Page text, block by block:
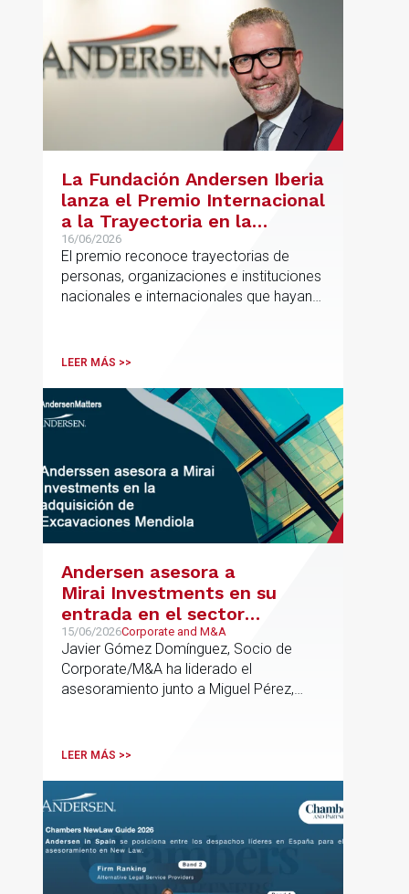
La Fundación Andersen Iberia
lanza el Premio Internacional
a la Trayectoria en la
Promoción de la Educación
16/06/2026
El premio reconoce trayectorias de
personas, organizaciones e instituciones
nacionales e internacionales que hayan
innovación o la equidad educativa
LEER MÁS >>
Andersen asesora a
Mirai Investments en su
entrada en el sector
medioambiental con la
adquisición de la
vasca Excavaciones
Mendiola
15/06/2026Corporate and M&A
Javier Gómez Domínguez, Socio de
Corporate/M&A ha liderado el
asesoramiento junto a Miguel Pérez,
LEER MÁS >>